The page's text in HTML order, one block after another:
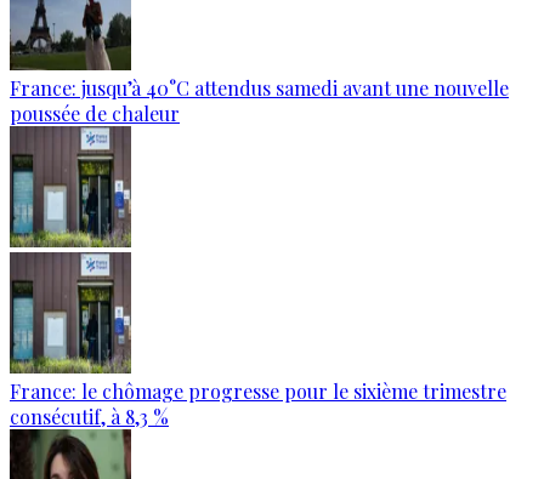
France: jusqu’à 40°C attendus samedi avant une nouvelle
poussée de chaleur
France: le chômage progresse pour le sixième trimestre
consécutif, à 8,3 %